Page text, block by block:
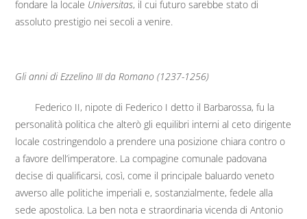
fondare la locale Universitas, il cui futuro sarebbe stato di
assoluto prestigio nei secoli a venire.
Gli anni di Ezzelino III da Romano (1237-1256)
Federico II, nipote di Federico I detto il Barbarossa, fu la
personalità politica che alterò gli equilibri interni al ceto dirigente
locale costringendolo a prendere una posizione chiara contro o
a favore dell’imperatore. La compagine comunale padovana
decise di qualificarsi, così, come il principale baluardo veneto
avverso alle politiche imperiali e, sostanzialmente, fedele alla
sede apostolica. La ben nota e straordinaria vicenda di Antonio